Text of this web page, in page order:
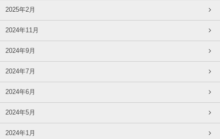
2025年2月
2024年11月
2024年9月
2024年7月
2024年6月
2024年5月
2024年1月